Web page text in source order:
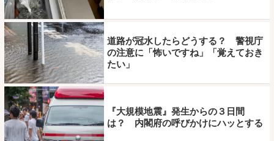
道路が冠水したらどうする？ 警視庁
の注意に「怖いですね」「覚えておき
たい」
『大規模地震』発生からの３日間
は？ 内閣府の呼びかけにハッとする